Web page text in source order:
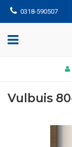
0318-590507
Vulbuis